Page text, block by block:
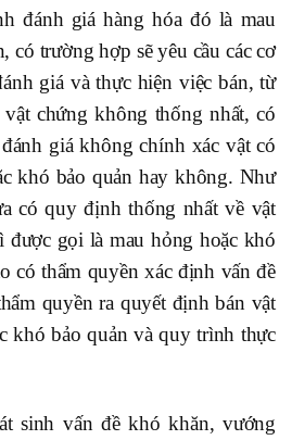
đánh giá hàng hóa đó là mau
có trường hợp sẽ yêu cầu các cơ
giá và thực hiện việc bán, từ
chứng không thống nhất, có
giá không chính xác vật có
khó bảo quản hay không. Như
có quy định thống nhất về vật
được gọi là mau hỏng hoặc khó
có thẩm quyền xác định vấn đề
quyền ra quyết định bán vật
khó bảo quản và quy trình thực
sinh vấn đề khó khăn, vướng